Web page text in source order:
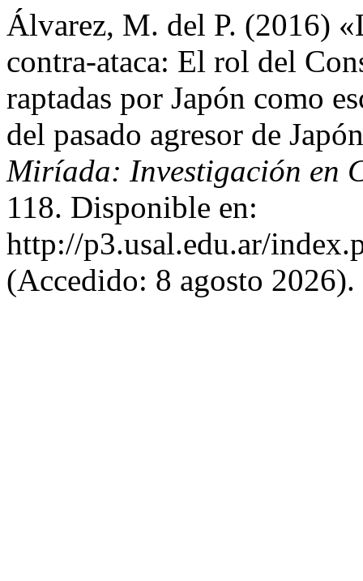
Álvarez, M. del P. (2016)
contra-ataca: El rol del
raptadas por Japón como
del pasado agresor de
Miríada: Investigación en
118. Disponible en:
http://p3.usal.edu.ar/
(Accedido: 8 agosto 2026).